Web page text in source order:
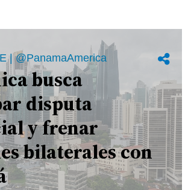
| @PanamaAmerica
busca
disputa
y frenar
bilaterales con